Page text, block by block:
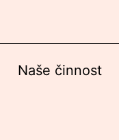
Naše činnost